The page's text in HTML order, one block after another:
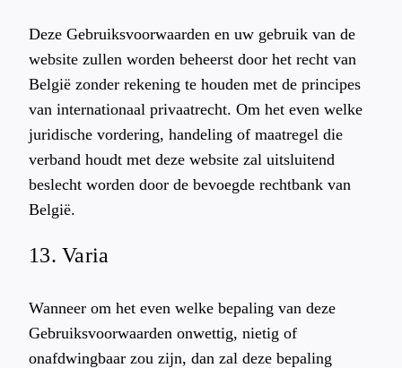
Deze Gebruiksvoorwaarden en uw gebruik van de
website zullen worden beheerst door het recht van
België zonder rekening te houden met de principes
van internationaal privaatrecht. Om het even welke
juridische vordering, handeling of maatregel die
verband houdt met deze website zal uitsluitend
beslecht worden door de bevoegde rechtbank van
België.
13. Varia
Wanneer om het even welke bepaling van deze
Gebruiksvoorwaarden onwettig, nietig of
onafdwingbaar zou zijn, dan zal deze bepaling